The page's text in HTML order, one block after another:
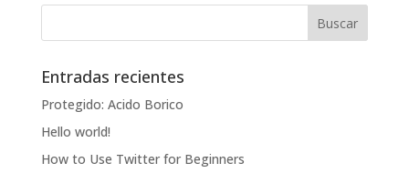
Entradas recientes
Protegido: Acido Borico
Hello world!
How to Use Twitter for Beginners